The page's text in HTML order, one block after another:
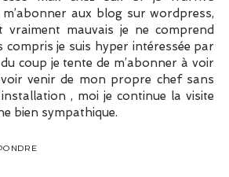
aux blog sur wordpress,
vraiment mauvais je ne comprend
compris je suis hyper intéressée par
coup je tente de m’abonner à voir
venir de mon propre chef sans
, moi je continue la visite
bien sympathique.